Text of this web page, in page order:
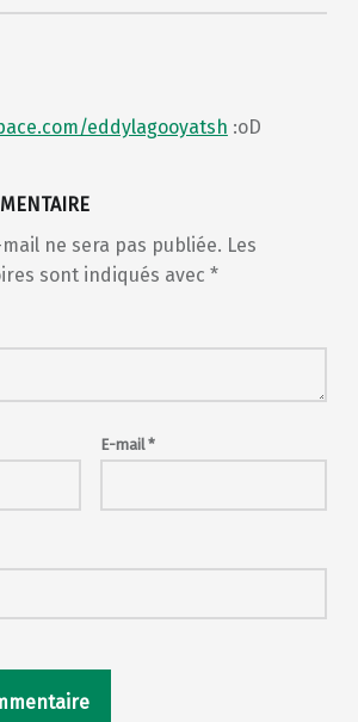
eddylagooyatsh :oD
ne sera pas publiée. Les
sont indiqués avec *
E-mail*